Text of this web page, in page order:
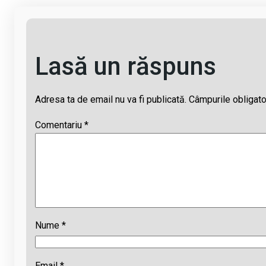
Lasă un răspuns
Adresa ta de email nu va fi publicată. Câmpurile
Comentariu *
Nume *